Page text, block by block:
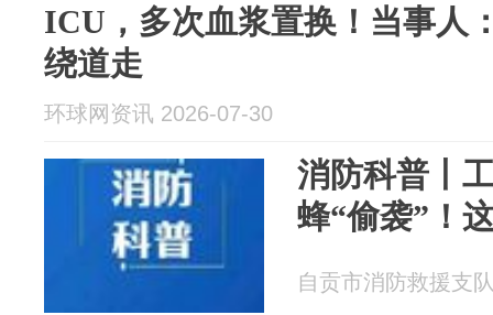
ICU，多次血浆置换！当事人
绕道走
环球网资讯 2026-07-30
消防科普丨
蜂“偷袭”！
自贡市消防救援支